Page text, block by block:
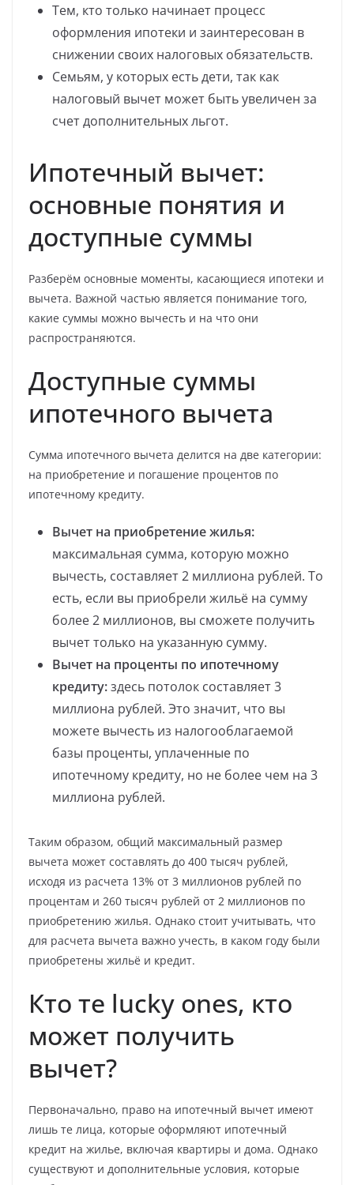
Тем, кто только начинает процесс
оформления ипотеки и заинтересован в
снижении своих налоговых обязательств.
Семьям, у которых есть дети, так как
налоговый вычет может быть увеличен за
счет дополнительных льгот.
Ипотечный вычет:
основные понятия и
доступные суммы
Разберём основные моменты, касающиеся ипотеки и
вычета. Важной частью является понимание того,
какие суммы можно вычесть и на что они
распространяются.
Доступные суммы
ипотечного вычета
Сумма ипотечного вычета делится на две категории:
на приобретение и погашение процентов по
ипотечному кредиту.
Вычет на приобретение жилья:
максимальная сумма, которую можно
вычесть, составляет 2 миллиона рублей. То
есть, если вы приобрели жильё на сумму
более 2 миллионов, вы сможете получить
вычет только на указанную сумму.
Вычет на проценты по ипотечному
кредиту:здесь потолок составляет 3
миллиона рублей. Это значит, что вы
можете вычесть из налогооблагаемой
базы проценты, уплаченные по
ипотечному кредиту, но не более чем на 3
миллиона рублей.
Таким образом, общий максимальный размер
вычета может составлять до 400 тысяч рублей,
исходя из расчета 13% от 3 миллионов рублей по
процентам и 260 тысяч рублей от 2 миллионов по
приобретению жилья. Однако стоит учитывать, что
для расчета вычета важно учесть, в каком году были
приобретены жильё и кредит.
Кто те lucky ones, кто
может получить
вычет?
Первоначально, право на ипотечный вычет имеют
лишь те лица, которые оформляют ипотечный
кредит на жилье, включая квартиры и дома. Однако
существуют и дополнительные условия, которые